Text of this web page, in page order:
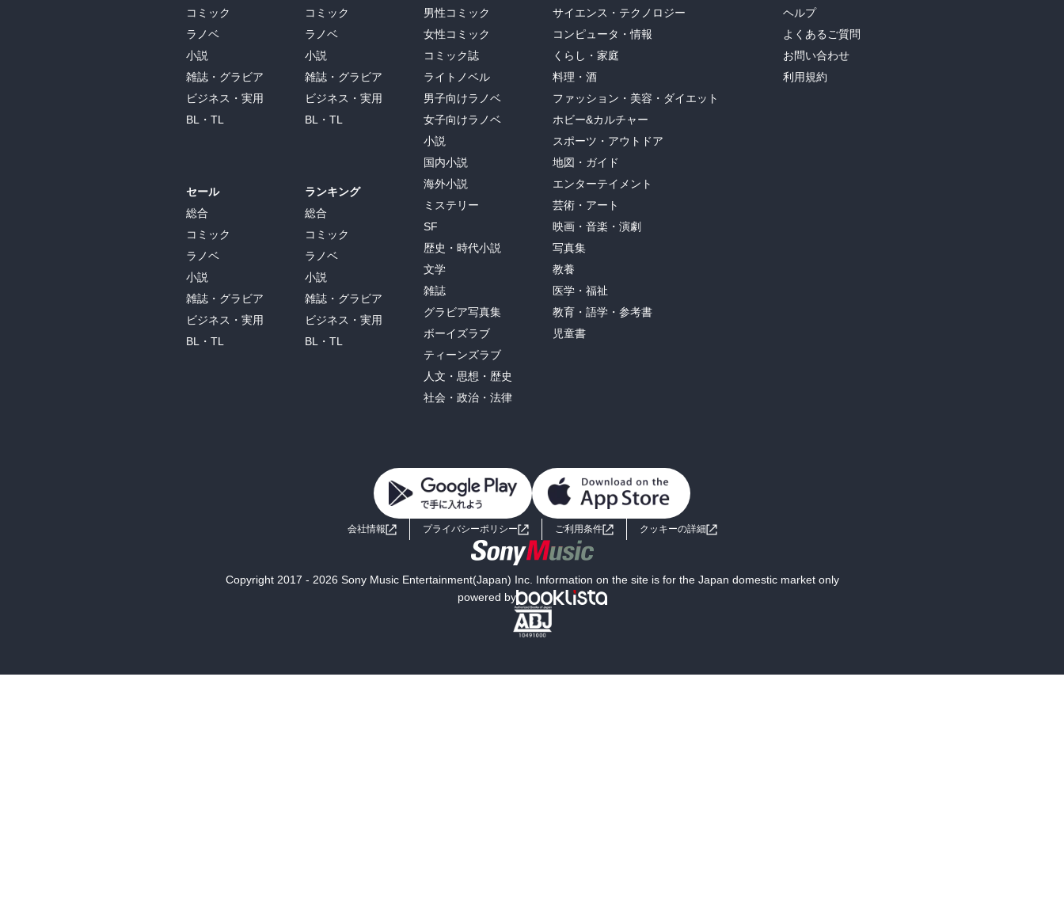
コミック
ラノベ
小説
雑誌・グラビア
ビジネス・実用
BL・TL
セール
総合
コミック
ラノベ
小説
雑誌・グラビア
ビジネス・実用
BL・TL
コミック
ラノベ
小説
雑誌・グラビア
ビジネス・実用
BL・TL
ランキング
総合
コミック
ラノベ
小説
雑誌・グラビア
ビジネス・実用
BL・TL
男性コミック
女性コミック
コミック誌
ライトノベル
男子向けラノベ
女子向けラノベ
小説
国内小説
海外小説
ミステリー
SF
歴史・時代小説
文学
雑誌
グラビア写真集
ボーイズラブ
ティーンズラブ
人文・思想・歴史
社会・政治・法律
サイエンス・テクノロジー
コンピュータ・情報
くらし・家庭
料理・酒
ファッション・美容・ダイエット
ホビー&カルチャー
スポーツ・アウトドア
地図・ガイド
エンターテイメント
芸術・アート
映画・音楽・演劇
写真集
教養
医学・福祉
教育・語学・参考書
児童書
ヘルプ
よくあるご質問
お問い合わせ
利用規約
会社情報 プライバシーポリシー ご利用条件 クッキーの詳細
Copyright 2017 - 2026 Sony Music Entertainment(Japan) Inc. Information on the site is for the Japan domestic market only
powered by